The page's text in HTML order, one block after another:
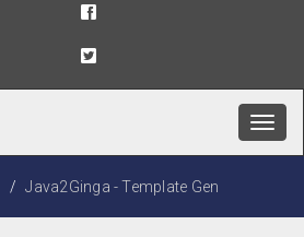
Java2Ginga - Template Gen